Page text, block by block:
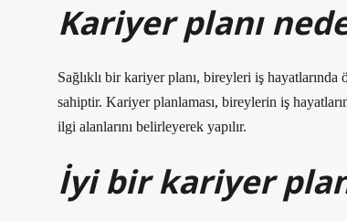
Kariyer planı
Sağlıklı bir kariyer planı, bireyleri iş
sahiptir. Kariyer planlaması, bireylerin iş
ilgi alanlarını belirleyerek yapılır.
İyi bir kariyer